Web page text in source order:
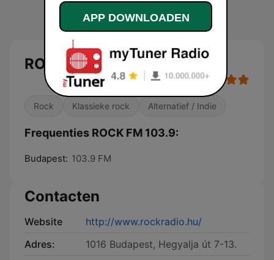
ROCK FM 103.9
Rock Klassieke rock Alternatief / Indie
Frequenties ROCK FM 103.9:
Budapest: 103.9 FM
Contacten
Website
http://www.rockradio.hu/
Adres:
1016 Budapest, Hegyalja út 7-13.
APP DOWNLOADEN